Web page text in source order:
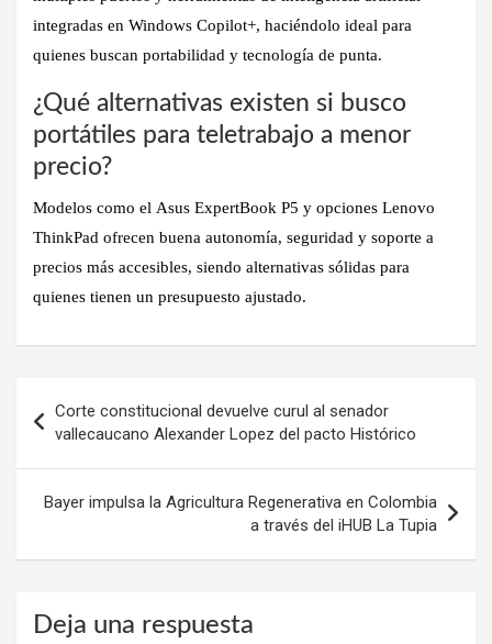
integradas en Windows Copilot+, haciéndolo ideal para
quienes buscan portabilidad y tecnología de punta.
¿Qué alternativas existen si busco
portátiles para teletrabajo a menor
precio?
Modelos como el Asus ExpertBook P5 y opciones Lenovo
ThinkPad ofrecen buena autonomía, seguridad y soporte a
precios más accesibles, siendo alternativas sólidas para
quienes tienen un presupuesto ajustado.
de
entradas
Corte constitucional devuelve curul al senador
vallecaucano Alexander Lopez del pacto Histórico
Bayer impulsa la Agricultura Regenerativa en Colombia
a través del iHUB La Tupia
Deja una respuesta